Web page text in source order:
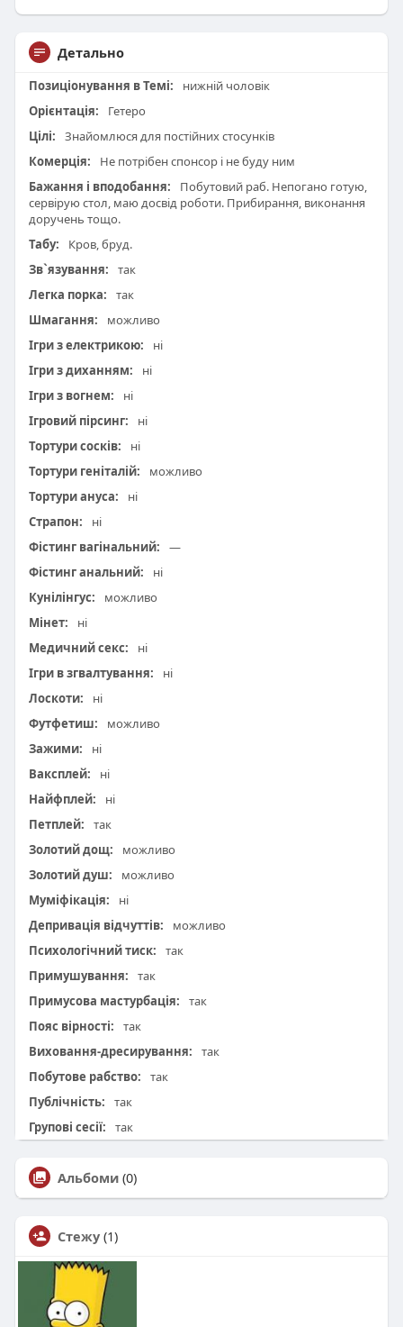
Детально
Позиціонування в Темі:
нижній чоловік
Орієнтація:
Гетеро
Цілі:
Знайомлюся для постійних стосунків
Комерція:
Не потрібен спонсор і не буду ним
Бажання і вподобання:
Побутовий раб. Непогано готую,
сервірую стол, маю досвід роботи. Прибирання, виконання
доручень тощо.
Табу:
Кров, бруд.
Зв`язування:
так
Легка порка:
так
Шмагання:
можливо
Ігри з електрикою:
ні
Ігри з диханням:
ні
Ігри з вогнем:
ні
Ігровий пірсинг:
ні
Тортури сосків:
ні
Тортури геніталій:
можливо
Тортури ануса:
ні
Страпон:
ні
Фістинг вагінальний:
—
Фістинг анальний:
ні
Кунілінгус:
можливо
Мінет:
ні
Медичний секс:
ні
Ігри в згвалтування:
ні
Лоскоти:
ні
Футфетиш:
можливо
Зажими:
ні
Ваксплей:
ні
Найфплей:
ні
Петплей:
так
Золотий дощ:
можливо
Золотий душ:
можливо
Муміфікація:
ні
Депривація відчуттів:
можливо
Психологічний тиск:
так
Примушування:
так
Примусова мастурбація:
так
Пояс вірності:
так
Виховання-дресирування:
так
Побутове рабство:
так
Публічність:
так
Групові сесії:
так
Альбоми (0)
Стежу (1)